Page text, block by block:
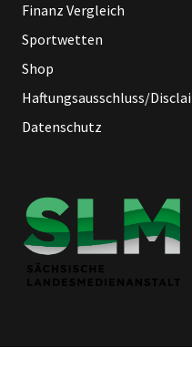
Finanz Vergleich
Sportwetten
Shop
Haftungsausschluss/
Datenschutz